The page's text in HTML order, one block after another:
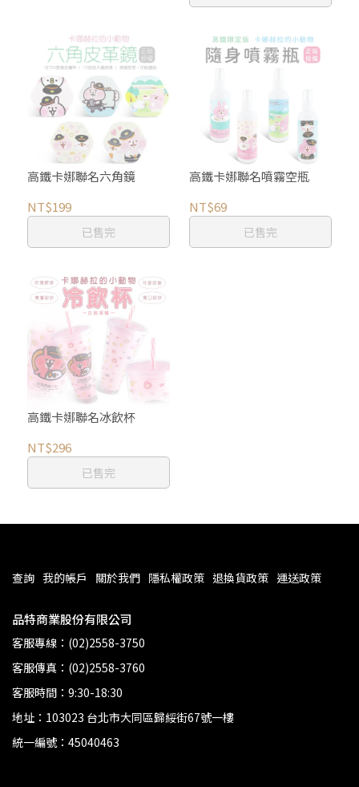
高鐵卡娜聯名六角鏡
NT$199
已售完
高鐵卡娜聯名噴霧空瓶
NT$69
已售完
高鐵卡娜聯名冰飲杯
NT$296
已售完
查詢 我的帳戶 關於我們 隱私權政策 退換貨政策 運送政策
品特商業股份有限公司
客服專線：(02)2558-3750
客服傳真：(02)2558-3760
客服時間：9:30-18:30
地址：103023 台北市大同區歸綏街67號一樓
統一編號：45040463